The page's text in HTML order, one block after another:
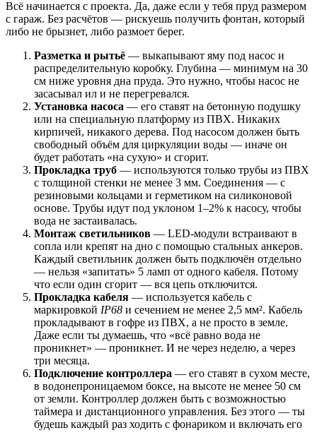
Всё начинается с проекта. Да, даже если у тебя пруд размером
с гараж. Без расчётов — рискуешь получить фонтан, который
либо не брызнет, либо размоет берег.
Разметка и рытьё — выкапывают яму под насос и
распределительную коробку. Глубина — минимум на 30
см ниже уровня дна пруда. Это нужно, чтобы насос не
засасывал ил и не перегревался.
Установка насоса — его ставят на бетонную подушку
или на специальную платформу из ПВХ. Никаких
кирпичей, никакого дерева. Под насосом должен быть
свободный объём для циркуляции воды — иначе он
будет работать «на сухую» и сгорит.
Прокладка труб — используются только трубы из ПВХ
с толщиной стенки не менее 3 мм. Соединения — с
резиновыми кольцами и герметиком на силиконовой
основе. Трубы идут под уклоном 1–2% к насосу, чтобы
вода не застаивалась.
Монтаж светильников — LED-модули встраивают в
сопла или крепят на дно с помощью стальных анкеров.
Каждый светильник должен быть подключён отдельно
— нельзя «запитать» 5 ламп от одного кабеля. Потому
что если один сгорит — вся цепь отключится.
Прокладка кабеля — используется кабель с
маркировкой IP68 и сечением не менее 2,5 мм². Кабель
прокладывают в гофре из ПВХ, а не просто в земле.
Даже если ты думаешь, что «всё равно вода не
проникнет» — проникнет. И не через неделю, а через
три месяца.
Подключение контроллера — его ставят в сухом месте,
в водонепроницаемом боксе, на высоте не менее 50 см
от земли. Контроллер должен быть с возможностью
таймера и дистанционного управления. Без этого — ты
будешь каждый раз ходить с фонариком и включать его